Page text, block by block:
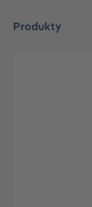
Produkty
Pomiń